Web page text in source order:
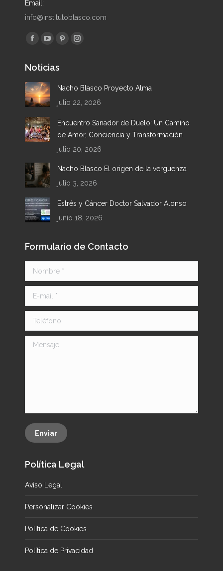
Email:
info@institutoblasco.com
Encuéntranos en:
Facebook
opens
in
new
window
YouTube
opens
in
new
window
PinterestInstagram
Noticias
Nacho Blasco Proyecto Alma
julio 22, 2026
Encuentro Sanador de Duelo: Un Camino
de Amor, Conciencia y Transformación
julio 20, 2026
Nacho Blasco El origen de la vergüenza
julio 3, 2026
Estrés y Cáncer Doctor Salvador Alonso
junio 18, 2026
Formulario de Contacto
Nombre *
E-mail *
Teléfono
Mensaje
Enviar
Política Legal
Aviso Legal
Personalizar Cookies
Política de Cookies
Política de Privacidad